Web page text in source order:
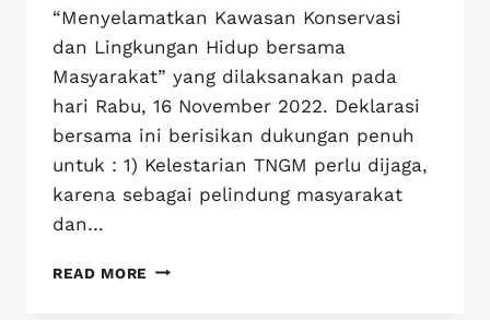
“Menyelamatkan Kawasan Konservasi
dan Lingkungan Hidup bersama
Masyarakat” yang dilaksanakan pada
hari Rabu, 16 November 2022. Deklarasi
bersama ini berisikan dukungan penuh
untuk : 1) Kelestarian TNGM perlu dijaga,
karena sebagai pelindung masyarakat
dan…
READ MORE